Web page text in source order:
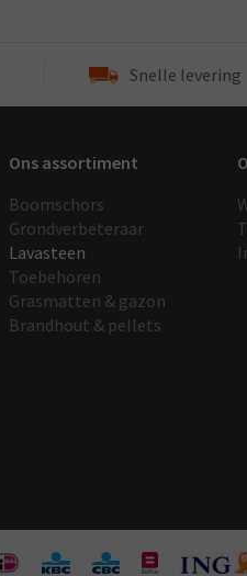
Snelle levering
Ons assortiment
Boomschors
Grondverbeteraar
Lavasteen
Toebehoren
Grasmatten & gazon
Brandhout & pellets